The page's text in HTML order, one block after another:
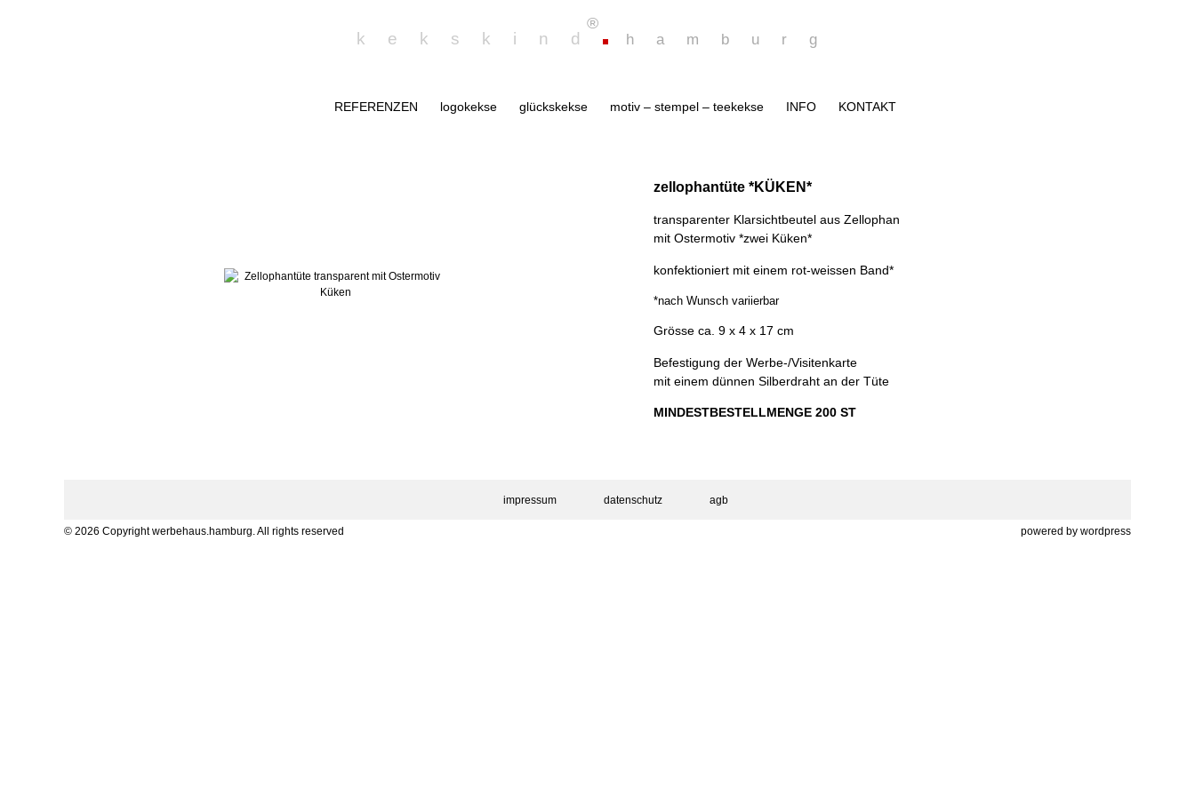
kekskind
®
hamburg
REFERENZEN logokekse glückskekse motiv – stempel – teekekse INFO KONTAKT
zellophantüte *KÜKEN*
transparenter Klarsichtbeutel aus Zellophan
mit Ostermotiv *zwei Küken*
konfektioniert mit einem rot-weissen Band*
*nach Wunsch variierbar
Grösse ca. 9 x 4 x 17 cm
Befestigung der Werbe-/Visitenkarte
mit einem dünnen Silberdraht an der Tüte
MINDESTBESTELLMENGE 200 ST
impressum datenschutz agb
© 2026 Copyright werbehaus.hamburg. All rights reserved powered by wordpress